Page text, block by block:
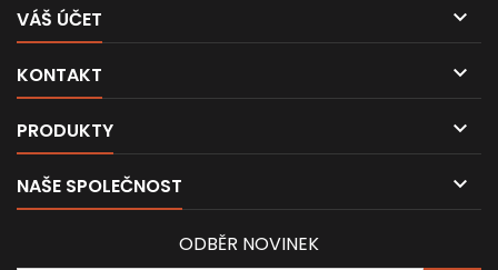
VÁŠ ÚČET 
KONTAKT 
PRODUKTY 
NAŠE SPOLEČNOST 
ODBĚR NOVINEK